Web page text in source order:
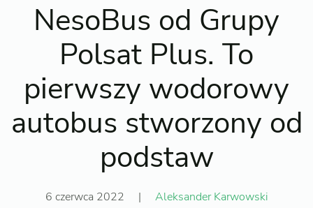
NesoBus od Grupy
Polsat Plus. To
pierwszy wodorowy
autobus stworzony od
podstaw
6 czerwca 2022 | Aleksander Karwowski